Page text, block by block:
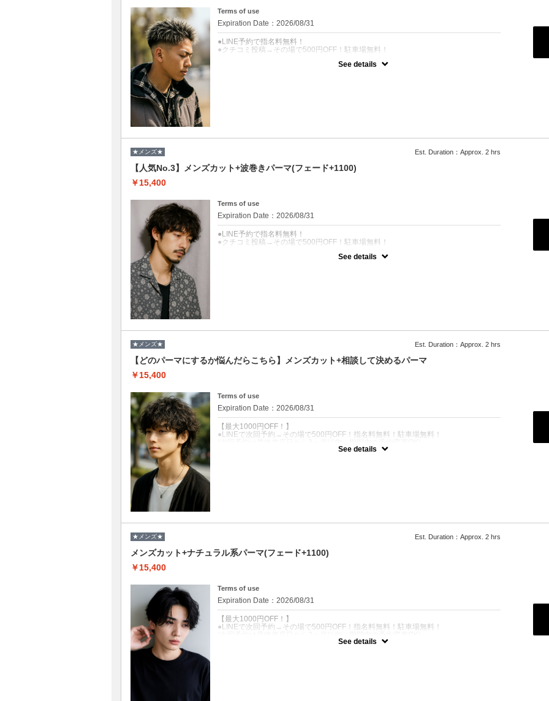
Terms of use
Expiration Date：2026/08/31
●LINE予約で指名料無料！
●クチコミ投稿→その場で500円OFF！駐車場無料！
See details
★メンズ★ Est. Duration：Approx. 2 hrs
【人気No.3】メンズカット+波巻きパーマ(フェード+1100)
￥15,400
Terms of use
Expiration Date：2026/08/31
●LINE予約で指名料無料！
●クチコミ投稿→その場で500円OFF！駐車場無料！
See details
★メンズ★ Est. Duration：Approx. 2 hrs
【どのパーマにするか悩んだらこちら】メンズカット+相談して決めるパーマ
￥15,400
Terms of use
Expiration Date：2026/08/31
【最大1000円OFF！】
●LINEで次回予約→その場で500円OFF！指名料無料！駐車場無料！
●クチコミ投稿→その場で500円OFF！駐車場無料！
See details
★メンズ★ Est. Duration：Approx. 2 hrs
メンズカット+ナチュラル系パーマ(フェード+1100)
￥15,400
Terms of use
Expiration Date：2026/08/31
【最大1000円OFF！】
●LINEで次回予約→その場で500円OFF！指名料無料！駐車場無料！
●クチコミ投稿→その場で500円OFF！駐車場無料！
See details